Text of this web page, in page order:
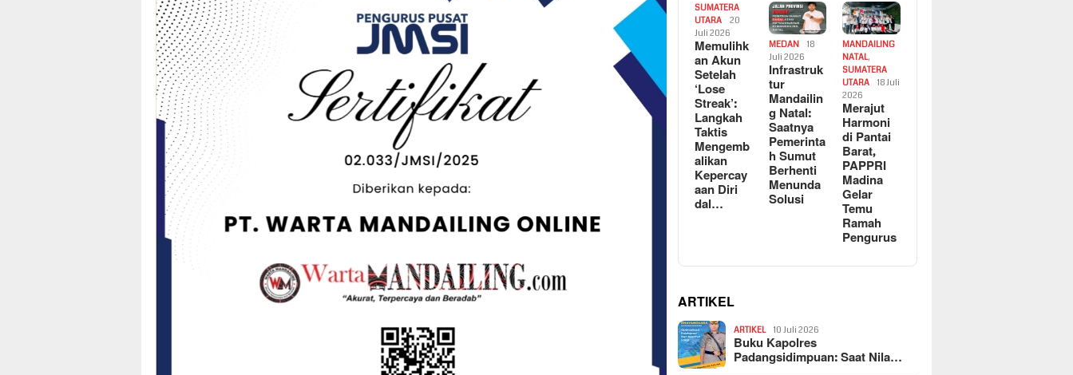
SUMATERA
UTARA
20
Juli 2026
Memulihk
an Akun
Setelah
‘Lose
Streak’:
Langkah
Taktis
Mengemb
alikan
Kepercay
aan Diri
dal…
MEDAN
18
Juli 2026
Infrastruk
tur
Mandailin
g Natal:
Saatnya
Pemerinta
h Sumut
Berhenti
Menunda
Solusi
MANDAILING
NATAL,
SUMATERA
UTARA
18 Juli
2026
Merajut
Harmoni
di Pantai
Barat,
PAPPRI
Madina
Gelar
Temu
Ramah
Pengurus
ARTIKEL
ARTIKEL 10 Juli 2026
Buku Kapolres
Padangsidimpuan: Saat Nila…